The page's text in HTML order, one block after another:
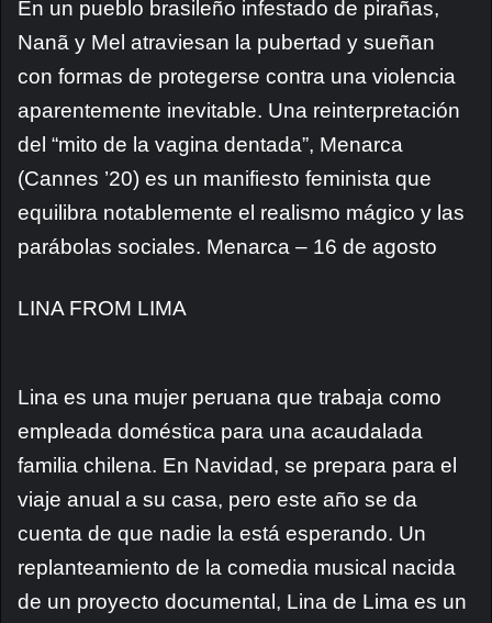
En un pueblo brasileño infestado de pirañas,
Nanã y Mel atraviesan la pubertad y sueñan
con formas de protegerse contra una violencia
aparentemente inevitable. Una reinterpretación
del “mito de la vagina dentada”, Menarca
(Cannes ’20) es un manifiesto feminista que
equilibra notablemente el realismo mágico y las
parábolas sociales. Menarca – 16 de agosto
LINA FROM LIMA
Lina es una mujer peruana que trabaja como
empleada doméstica para una acaudalada
familia chilena. En Navidad, se prepara para el
viaje anual a su casa, pero este año se da
cuenta de que nadie la está esperando. Un
replanteamiento de la comedia musical nacida
de un proyecto documental, Lina de Lima es un